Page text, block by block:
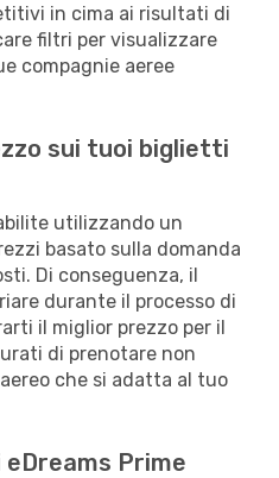
in cima ai risultati di
filtri per visualizzare
compagnie aeree
sui tuoi biglietti
utilizzando un
basato sulla domanda
Di conseguenza, il
durante il processo di
il miglior prezzo per il
di prenotare non
che si adatta al tuo
Prime